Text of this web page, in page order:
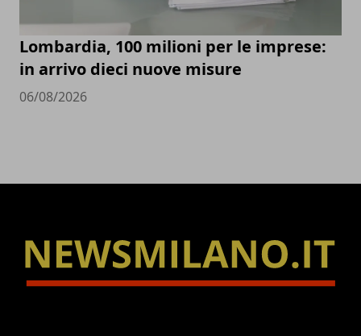
Lombardia, 100 milioni per le imprese:
in arrivo dieci nuove misure
06/08/2026